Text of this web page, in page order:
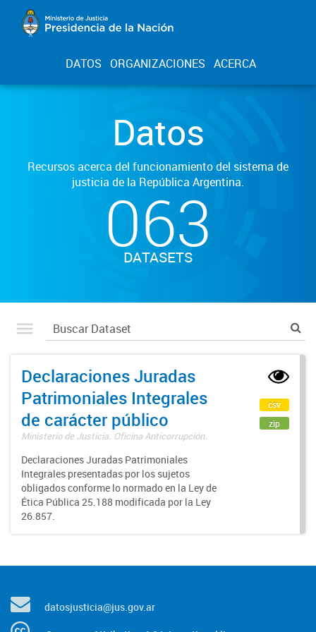
DATOS ORGANIZACIONES ACERCA
Datos
Recursos acerca del funcionamiento del sistema de
justicia de la República Argentina.
063
DATASETS
Declaraciones Juradas
Patrimoniales Integrales
de carácter público
Ministerio de Justicia. Oficina Anticorrupción.
Declaraciones Juradas Patrimoniales
Integrales presentadas por los sujetos
obligados conforme lo normado en la Ley de
Ética Pública 25.188 modificada por la Ley
26.857.
csv
zip
datosjusticia@jus.gov.ar